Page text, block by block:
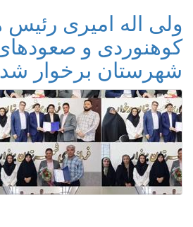
ولی اله امیری رئیس
کوهنوردی و
شهرستان برخوار شد